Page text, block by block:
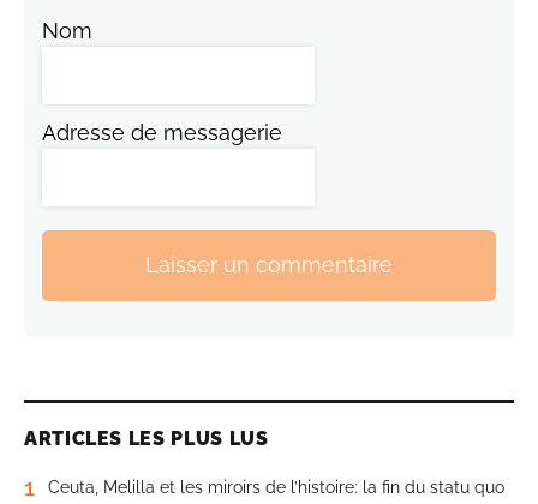
Nom
Adresse de messagerie
Laisser un commentaire
ARTICLES LES PLUS LUS
1 Ceuta, Melilla et les miroirs de l’histoire: la fin du statu quo